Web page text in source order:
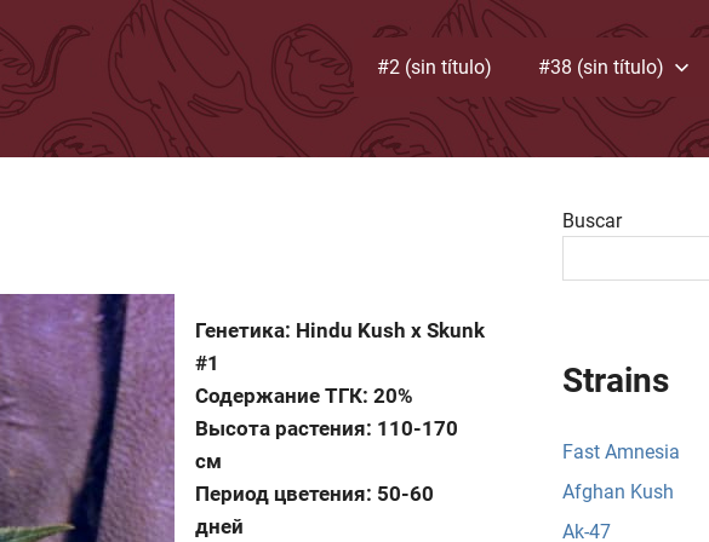
#2 (sin título) #38 (sin título)
Генетика: Hindu Kush x Skunk
#1
Содержание ТГК: 20%
Высота растения: 110-170
см
Период цветения: 50-60
дней
Buscar
Strains
Fast Amnesia
Afghan Kush
Ak-47